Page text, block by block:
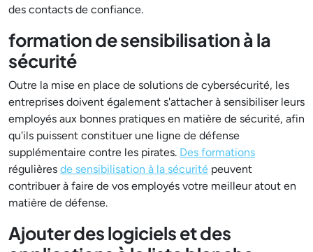
des contacts de confiance.
formation de sensibilisation à la
sécurité
Outre la mise en place de solutions de cybersécurité, les
entreprises doivent également s'attacher à sensibiliser leurs
employés aux bonnes pratiques en matière de sécurité, afin
qu'ils puissent constituer une ligne de défense
supplémentaire contre les pirates. Des formations
régulières de sensibilisation à la sécurité peuvent
contribuer à faire de vos employés votre meilleur atout en
matière de défense.
Ajouter des logiciels et des